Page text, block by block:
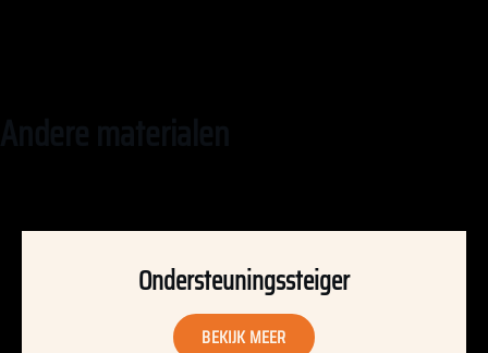
Ondersteuningssteiger
BEKIJK MEER